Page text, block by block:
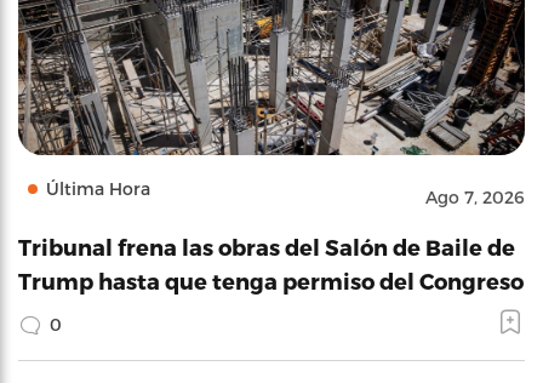
Última Hora Ago 7, 2026
Tribunal frena las obras del Salón de Baile de
Trump hasta que tenga permiso del Congreso
0